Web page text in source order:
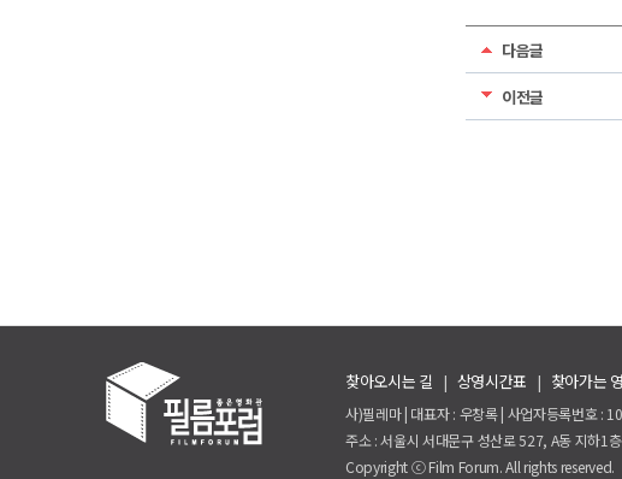
다음글
이전글
찾아오시는 길 | 상영시간표 | 찾아가는
사)필레마 | 대표자 : 우창록 | 사업자등록번호 :
주소 : 서울시 서대문구 성산로 527, A동 지하1
Copyright ⓒ Film Forum. All rights reserved.